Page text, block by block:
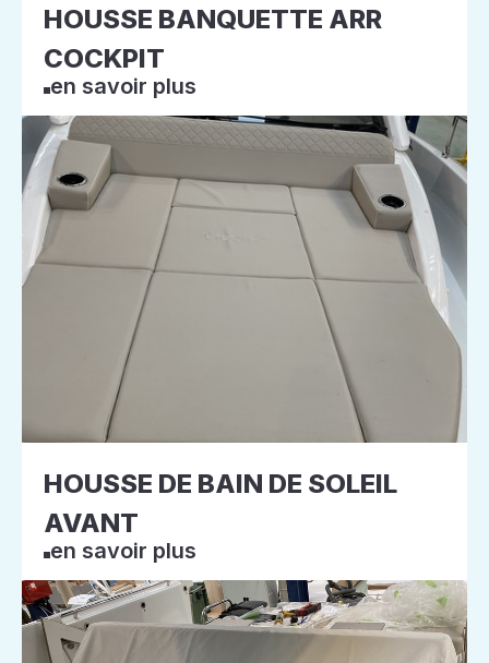
HOUSSE BANQUETTE ARR
COCKPIT
en savoir plus
HOUSSE DE BAIN DE SOLEIL
AVANT
en savoir plus